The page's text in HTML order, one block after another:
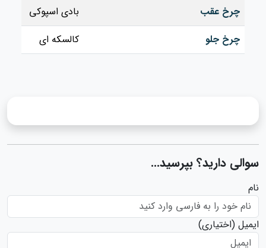
چرخ عقب
بادی اسپوکی
چرخ جلو
کالسکه ای
سوالی دارید؟ بپرسید...
نام
ایمیل (اختیاری)